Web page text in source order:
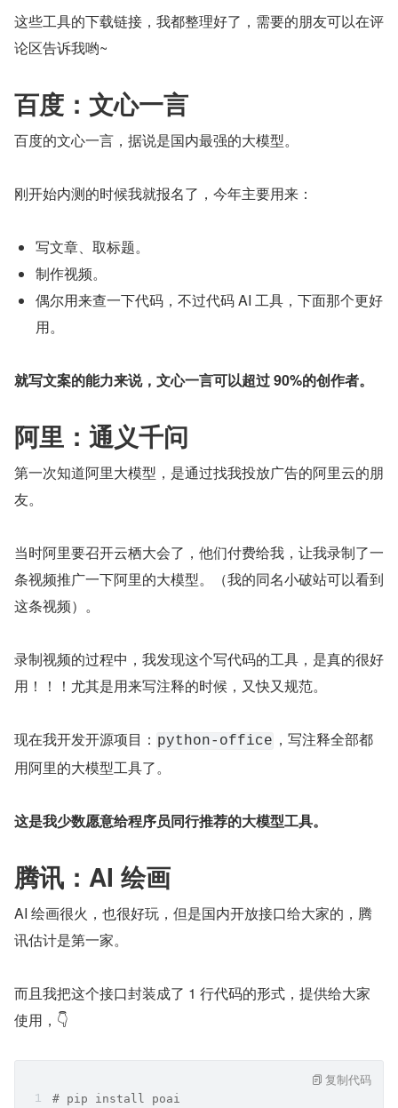
这些工具的下载链接，我都整理好了，需要的朋友可以在评
论区告诉我哟~
百度：文心一言
百度的文心一言，据说是国内最强的大模型。
刚开始内测的时候我就报名了，今年主要用来：
写文章、取标题。
制作视频。
偶尔用来查一下代码，不过代码 AI 工具，下面那个更好
用。
就写文案的能力来说，文心一言可以超过 90%的创作者。
阿里：通义千问
第一次知道阿里大模型，是通过找我投放广告的阿里云的朋
友。
当时阿里要召开云栖大会了，他们付费给我，让我录制了一
条视频推广一下阿里的大模型。（我的同名小破站可以看到
这条视频）。
录制视频的过程中，我发现这个写代码的工具，是真的很好
用！！！尤其是用来写注释的时候，又快又规范。
现在我开发开源项目： python-office ，写注释全部都
用阿里的大模型工具了。
这是我少数愿意给程序员同行推荐的大模型工具。
腾讯：AI 绘画
AI 绘画很火，也很好玩，但是国内开放接口给大家的，腾
讯估计是第一家。
而且我把这个接口封装成了 1 行代码的形式，提供给大家
使用，👇
# pip install poai
复制代码